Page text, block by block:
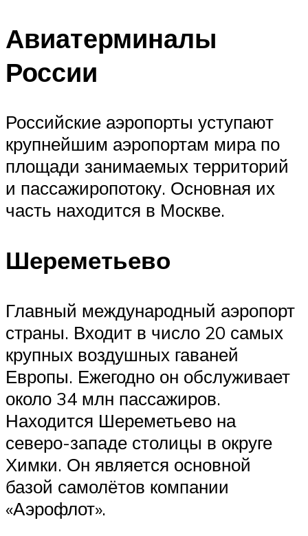
Авиатерминалы
России
Российские аэропорты уступают
крупнейшим аэропортам мира по
площади занимаемых территорий
и пассажиропотоку. Основная их
часть находится в Москве.
Шереметьево
Главный международный аэропорт
страны. Входит в число 20 самых
крупных воздушных гаваней
Европы. Ежегодно он обслуживает
около 34 млн пассажиров.
Находится Шереметьево на
северо-западе столицы в округе
Химки. Он является основной
базой самолётов компании
«Аэрофлот».